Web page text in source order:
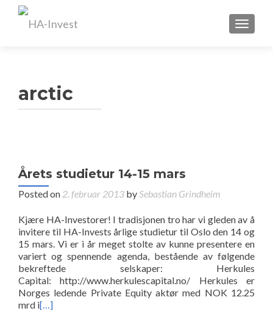
arctic
Årets studietur 14-15 mars
Posted on 2. februar 2013 bySebastian Grindheim
Kjære HA-Investorer! I tradisjonen tro har vi gleden av å
invitere til HA-Invests årlige studietur til Oslo den 14 og
15 mars. Vi er i år meget stolte av kunne presentere en
variert og spennende agenda, bestående av følgende
bekreftede selskaper: Herkules
Capital: http://www.herkulescapital.no/ Herkules er
Norges ledende Private Equity aktør med NOK 12.25
mrd i[…]